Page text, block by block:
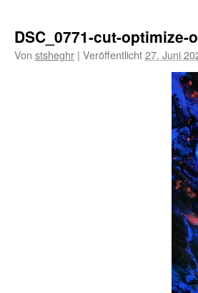
DSC_0771-cut-optimize-
Von stsheghr | Veröffentlicht27. Juni